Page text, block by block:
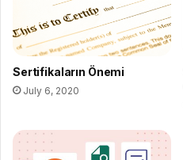
Sertifikaların Önemi
July 6, 2020